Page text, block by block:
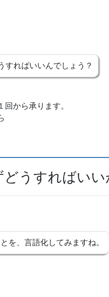
すればいいんでしょう？
から承ります。
うすればいい
を、言語化してみますね。